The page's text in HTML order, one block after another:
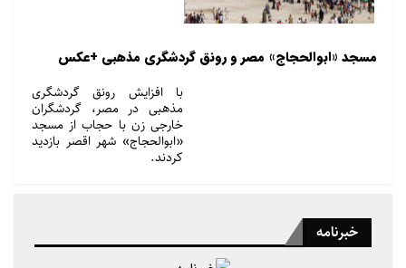
مسجد «ابوالحجاج» مصر و رونق گردشگری مذهبی +عکس
با افزایش رونق گردشگری
مذهبی در مصر، گردشگران
خارجی زن با حجاب از مسجد
«ابوالحجاج» شهر اقصر بازدید
کردند.
خبرنامه